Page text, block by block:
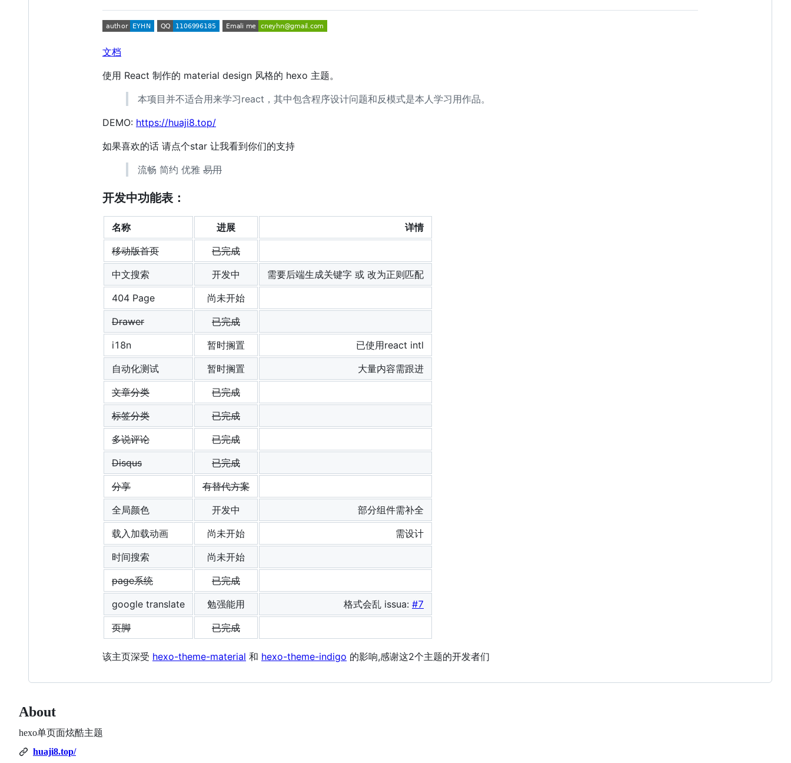
文档
使用 React 制作的 material design 风格的 hexo 主题。
本项目并不适合用来学习react，其中包含程序设计问题和反模式是本人学习用作品。
DEMO: https://huaji8.top/
如果喜欢的话 请点个star 让我看到你们的支持
流畅 简约 优雅 易用
开发中功能表：
名称 进展
详情
移动版首页
已完成
中文搜索
开发中
需要后端生成关键字 或 改为正则匹配
404 Page
尚未开始
Drawer
已完成
i18n
暂时搁置
已使用react intl
自动化测试
暂时搁置
大量内容需跟进
文章分类
已完成
标签分类
已完成
多说评论
已完成
Disqus
已完成
分享
有替代方案
全局颜色
开发中
部分组件需补全
载入加载动画
尚未开始
需设计
时间搜索
尚未开始
page系统
已完成
google translate
勉强能用 格式会乱 issua: #7
页脚
已完成
该主页深受 hexo-theme-material 和 hexo-theme-indigo 的影响,感谢这2个主题的开发者们
About
hexo单页面炫酷主题
huaji8.top/